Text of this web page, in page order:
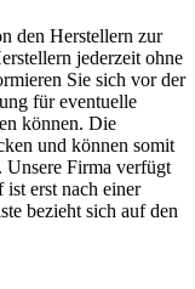
den Herstellern zur
jederzeit ohne
Sie sich vor der
für eventuelle
können. Die
und können somit
Unsere Firma verfügt
erst nach einer
bezieht sich auf den